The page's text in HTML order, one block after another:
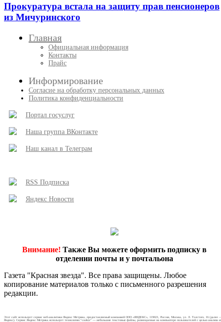
Прокуратура встала на защиту прав пенсионеров
из Мичуринского
Главная
Официальная информация
Контакты
Прайс
Информирование
Согласие на обработку персональных данных
Политика конфиденциальности
Портал госуслуг
Наша группа ВКонтакте
Наш канал в Телеграм
RSS Подписка
Яндекс Новости
Внимание! Также Вы можете оформить подписку в
отделении почты и у почтальона
Газета "Красная звезда". Все права защищены. Любое
копирование материалов только с письменного разрешения
редакции.
Этот сайт использует сервис веб-аналитики Яндекс Метрика, предоставляемый компанией ООО «ЯНДЕКС», 119021, Россия, Москва, ул. Л. Толстого, 16 (далее
Яндекс). Сервис Яндекс Метрика использует технологию “cookie” — небольшие текстовые файлы, размещаемые на компьютере пользователей с целью анализа